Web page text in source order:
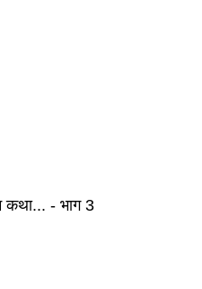
कथा... - भाग 3